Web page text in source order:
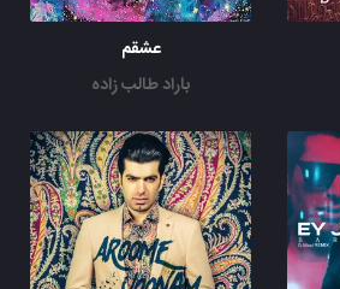
عشقم
باراد طالب زاده